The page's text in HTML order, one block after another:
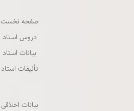
صفحه نخست
دروس استاد
بیانات استاد
تألیفات استاد
بیانات اخلاقی